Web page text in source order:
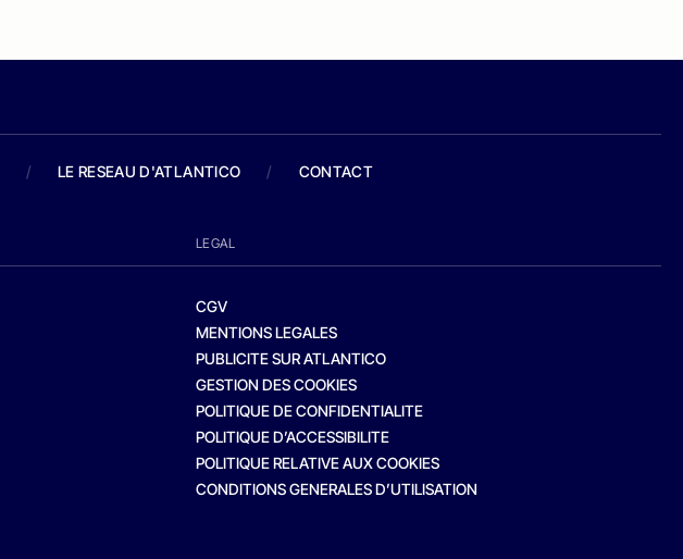
/ LE RESEAU D'ATLANTICO / CONTACT
LEGAL
CGV
MENTIONS LEGALES
PUBLICITE SUR ATLANTICO
GESTION DES COOKIES
POLITIQUE DE CONFIDENTIALITE
POLITIQUE D’ACCESSIBILITE
POLITIQUE RELATIVE AUX COOKIES
CONDITIONS GENERALES D’UTILISATION